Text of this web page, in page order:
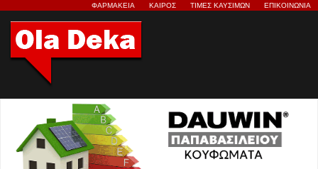
ΦΑΡΜΑΚΕΙΑ ΚΑΙΡΟΣ ΤΙΜΕΣ ΚΑΥΣΙΜΩΝ ΕΠΙΚΟΙΝΩΝΙΑ